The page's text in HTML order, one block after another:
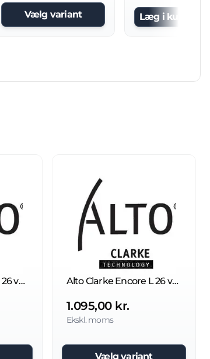
Vælg variant Læg i kurv
Alto Clarke Encore L 26 version 2 børste Alto Clarke Encore L 26 version 1 børste
1.095,00 kr.
Ekskl. moms
Vælg variant